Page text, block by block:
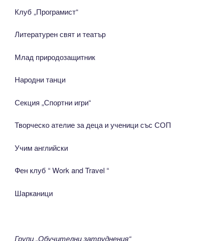
Клуб „Програмист“
Литературен свят и театър
Млад природозащитник
Народни танци
Секция „Спортни игри“
Творческо ателие за деца и ученици със СОП
Учим английски
Фен клуб “ Work and Travel “
Шарканици
Групи „Обучителни затруднения“